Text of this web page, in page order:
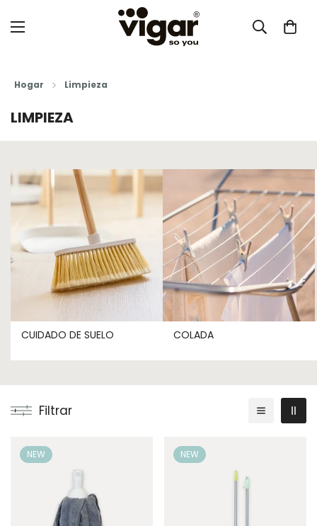
Hogar Limpieza
LIMPIEZA
CUIDADO DE SUELO COLADA
Filtrar
NEW NEW